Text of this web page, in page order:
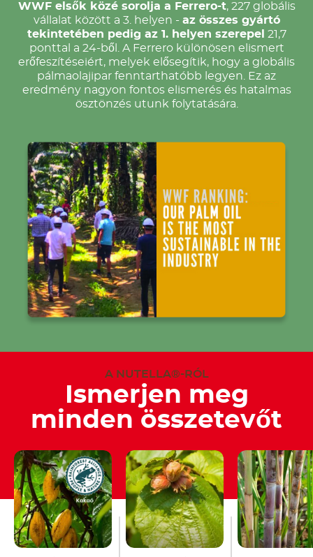
WWF elsők közé sorolja a Ferrero-t, 227 globális
vállalat között a 3. helyen - az összes gyártó
tekintetében pedig az 1. helyen szerepel 21,7
ponttal a 24-ből. A Ferrero különösen elismert
erőfeszítéseiért, melyek elősegítik, hogy a globális
pálmaolajipar fenntarthatóbb legyen. Ez az
eredmény nagyon fontos elismerés és hatalmas
ösztönzés utunk folytatására.
A NUTELLA®-RÓL
Ismerjen meg
minden összetevőt